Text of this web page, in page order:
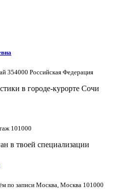
354000 Российская Федерация
в городе-курорте Сочи
101000
в твоей специализации
по записи Москва, Москва 101000